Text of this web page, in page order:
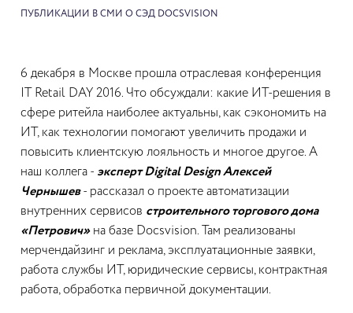
ПУБЛИКАЦИИ В СМИ О СЭД DOCSVISION
6 декабря в Москве прошла отраслевая конференция
IT Retail DAY 2016. Что обсуждали: какие ИТ-решения в
сфере ритейла наиболее актуальны, как сэкономить на
ИТ, как технологии помогают увеличить продажи и
повысить клиентскую лояльность и многое другое. А
наш коллега - эксперт Digital Design Алексей
Чернышев- рассказал о проекте автоматизации
внутренних сервисов строительного торгового дома
«Петрович»на базе Docsvision. Там реализованы
мерчендайзинг и реклама, эксплуатационные заявки,
работа службы ИТ, юридические сервисы, контрактная
работа, обработка первичной документации.